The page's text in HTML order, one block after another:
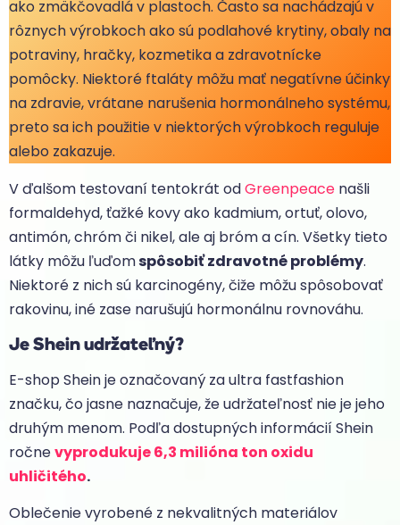
ako zmäkčovadlá v plastoch. Často sa nachádzajú v
rôznych výrobkoch ako sú podlahové krytiny, obaly na
potraviny, hračky, kozmetika a zdravotnícke
pomôcky. Niektoré ftaláty môžu mať negatívne účinky
na zdravie, vrátane narušenia hormonálneho systému,
preto sa ich použitie v niektorých výrobkoch reguluje
alebo zakazuje.
V ďalšom testovaní tentokrát odGreenpeace našli
formaldehyd, ťažké kovy ako kadmium, ortuť, olovo,
antimón, chróm či nikel, ale aj bróm a cín. Všetky tieto
látky môžu ľuďomspôsobiť zdravotné problémy.
Niektoré z nich sú karcinogény, čiže môžu spôsobovať
rakovinu, iné zase narušujú hormonálnu rovnováhu.
Je Shein udržateľný?
E-shop Shein je označovaný za ultra fastfashion
značku, čo jasne naznačuje, že udržateľnosť nie je jeho
druhým menom. Podľa dostupných informácií Shein
ročnevyprodukuje 6,3 milióna ton oxidu
uhličitého.
Oblečenie vyrobené z nekvalitných materiálov